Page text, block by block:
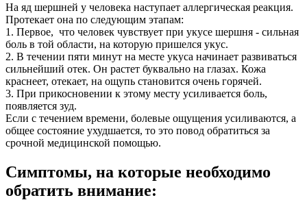
На яд шершней у человека наступает аллергическая реакция.
Протекает она по следующим этапам:
1. Первое, что человек чувствует при укусе шершня - сильная
боль в той области, на которую пришелся укус.
2. В течении пяти минут на месте укуса начинает развиваться
сильнейший отек. Он растет буквально на глазах. Кожа
краснеет, отекает, на ощупь становится очень горячей.
3. При прикосновении к этому месту усиливается боль,
появляется зуд.
Если с течением времени, болевые ощущения усиливаются, а
общее состояние ухудшается, то это повод обратиться за
срочной медицинской помощью.
Симптомы, на которые необходимо
обратить внимание: